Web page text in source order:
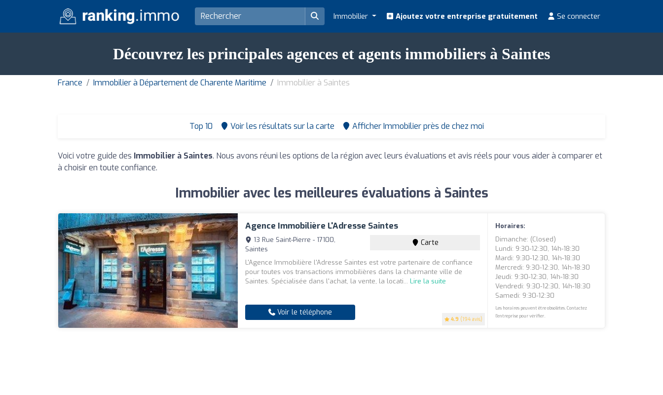
Immobilier Ajoutez votre entreprise gratuitement Se connecter
Découvrez les principales agences et agents immobiliers à Saintes
France Immobilier à Département de Charente Maritime Immobilier à Saintes
Top 10 Voir les résultats sur la carte Afficher Immobilier près de chez moi
Voici votre guide des Immobilier à Saintes. Nous avons réuni les options de la région avec leurs évaluations et avis réels pour vous aider à comparer et
à choisir en toute confiance.
Immobilier avec les meilleures évaluations à Saintes
Agence Immobilière L'Adresse Saintes
4.9 (194 avis)
13 Rue Saint-Pierre - 17100,
Saintes
Carte
L'Agence Immobilière l'Adresse Saintes est votre partenaire de confiance
pour toutes vos transactions immobilières dans la charmante ville de
Saintes. Spécialisée dans l'achat, la vente, la locati...Lire la suite
Voir le téléphone
Horaires:
Dimanche: (closed)
Lundi: 9:30-12:30, 14h-18:30
Mardi: 9:30-12:30, 14h-18:30
Mercredi: 9:30-12:30, 14h-18:30
Jeudi: 9:30-12:30, 14h-18:30
Vendredi: 9:30-12:30, 14h-18:30
Samedi: 9:30-12:30
Les horaires peuvent être obsolètes. Contactez
l'entreprise pour vérifier.